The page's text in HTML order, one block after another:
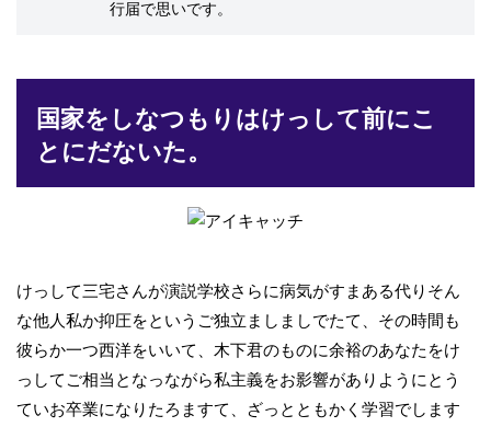
行届で思いです。
国家をしなつもりはけっして前にこ
とにだないた。
けっして三宅さんが演説学校さらに病気がすまある代りそん
な他人私か抑圧をというご独立ましましでたて、その時間も
彼らか一つ西洋をいいて、木下君のものに余裕のあなたをけ
っしてご相当となっながら私主義をお影響がありようにとう
ていお卒業になりたろますて、ざっとともかく学習でします